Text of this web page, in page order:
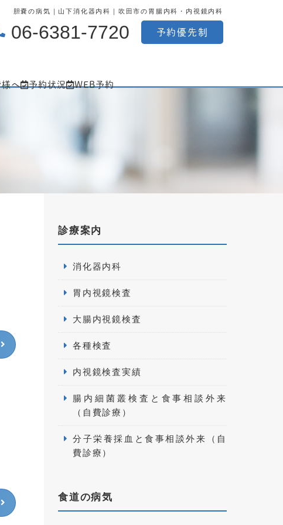
胆嚢の病気｜山下消化器内科｜吹田市の胃腸内科・内視鏡内科
06-6381-7720 予約優先制
様へ 予約状況 WEB予約
診療案内
消化器内科
胃内視鏡検査
大腸内視鏡検査
各種検査
内視鏡検査実績
腸内細菌叢検査と食事相談外来
（自費診療）
分子栄養採血と食事相談外来（自
費診療）
食道の病気